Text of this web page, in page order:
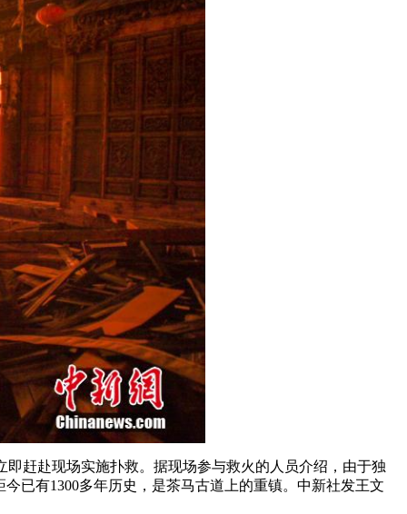
赶赴现场实施扑救。据现场参与救火的人员介绍，由于独
已有1300多年历史，是茶马古道上的重镇。中新社发王文